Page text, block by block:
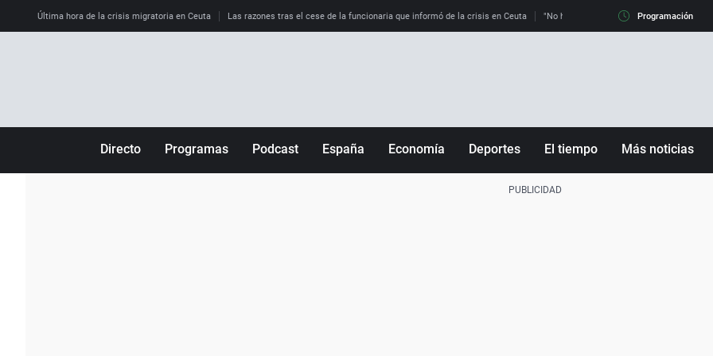
Última hora de la crisis migratoria en Ceuta Las razones tras el cese de la funcionaria que informó de la crisis en Ceuta "No hay mafias, que no nos engañen":
Programación
Directo Programas Podcast España Economía Deportes El tiempo Más noticias